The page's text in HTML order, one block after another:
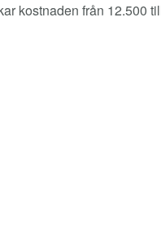
kostnaden från 12.500